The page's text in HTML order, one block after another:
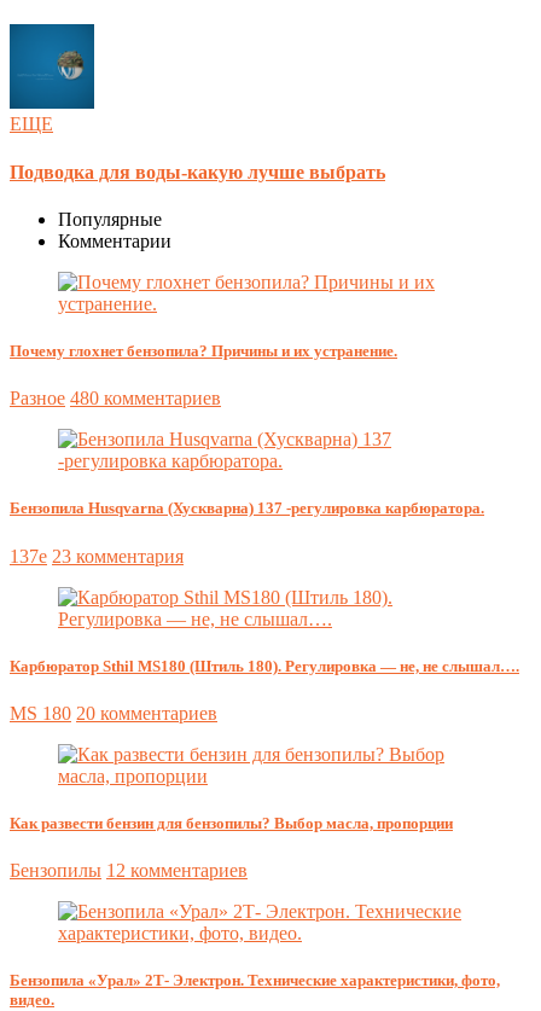
ЕЩЕ
Подводка для воды-какую лучше выбрать
Популярные
Комментарии
Почему глохнет бензопила? Причины и их устранение.
Разное 480 комментариев
Бензопила Husqvarna (Хускварна) 137 -регулировка карбюратора.
137e 23 комментария
Карбюратор Sthil MS180 (Штиль 180). Регулировка — не, не слышал….
MS 180 20 комментариев
Как развести бензин для бензопилы? Выбор масла, пропорции
Бензопилы 12 комментариев
Бензопила «Урал» 2Т- Электрон. Технические характеристики, фото,
видео.